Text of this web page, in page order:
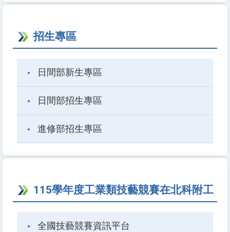
招生專區
日間部新生專區
日間部招生專區
進修部招生專區
115學年度工業類技藝競賽在北科附工
全國技藝競賽資訊平台